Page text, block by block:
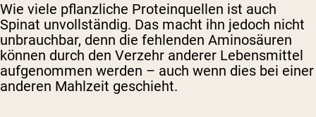
Wie viele pflanzliche Proteinquellen ist auch
Spinat unvollständig. Das macht ihn jedoch nicht
unbrauchbar, denn die fehlenden Aminosäuren
können durch den Verzehr anderer Lebensmittel
aufgenommen werden – auch wenn dies bei einer
anderen Mahlzeit geschieht.